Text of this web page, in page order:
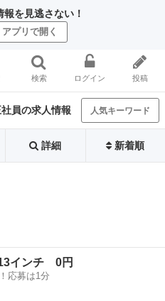
を見逃さない！
アプリで開く
検索 ログイン 投稿
員の求人情報 人気キーワード
詳細 新着順
インチ 0円
応募は1分